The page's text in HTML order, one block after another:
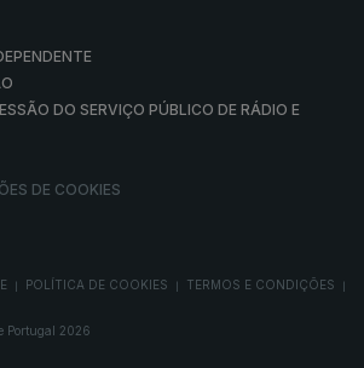
DO SERVIÇO PÚBLICO DE RÁDIO E
DE COOKIES
POLÍTICA DE COOKIES TERMOS E CONDIÇÕES
Portugal 2026